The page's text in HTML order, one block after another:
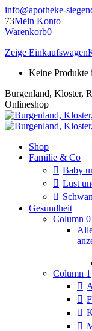
Zum
Inhalt
springen
info@apotheke-
73Mein Konto
Warenkorb0
Zeige Einkaufswagen
Keine Produkte
Burgenland, Kloster,
Onlineshop
Shop
Familie & Co
Baby
Lust
Gesundheit
Column 0
Column 1